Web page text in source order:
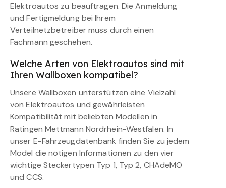
Elektroautos zu beauftragen. Die Anmeldung
und Fertigmeldung bei Ihrem
Verteilnetzbetreiber muss durch einen
Fachmann geschehen.
Welche Arten von Elektroautos sind mit
Ihren Wallboxen kompatibel?
Unsere Wallboxen unterstützen eine Vielzahl
von Elektroautos und gewährleisten
Kompatibilität mit beliebten Modellen in
Ratingen Mettmann Nordrhein-Westfalen. In
unser E-Fahrzeugdatenbank finden Sie zu jedem
Model die nötigen Informationen zu den vier
wichtige Steckertypen Typ 1, Typ 2, CHAdeMO
und CCS.